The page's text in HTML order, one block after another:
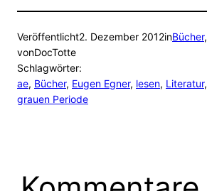
Veröffentlicht2. Dezember 2012inBücher,
vonDocTotte
Schlagwörter:
ae, Bücher, Eugen Egner, lesen, Literatur,
grauen Periode